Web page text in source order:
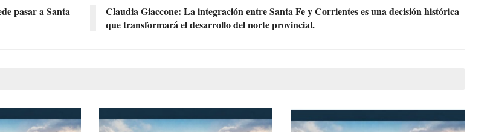
pasar a Santa
Claudia Giaccone: La integración entre Santa Fe y Corrientes es una decisión histórica
que transformará el desarrollo del norte provincial.